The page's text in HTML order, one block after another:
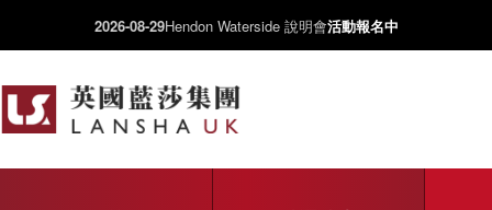
2026-08-29Hendon Waterside 說明會活動報名中